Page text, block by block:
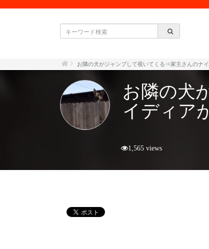
お隣の犬がジャンプして覗いてくる⇒家主さんのナ
お隣の犬
イディア
1,565 views